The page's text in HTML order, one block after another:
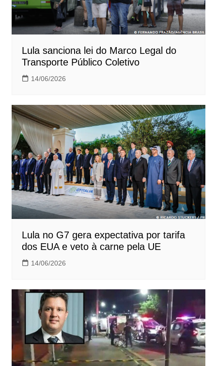
Lula sanciona lei do Marco Legal do
Transporte Público Coletivo
14/06/2026
Lula no G7 gera expectativa por tarifa
dos EUA e veto à carne pela UE
14/06/2026